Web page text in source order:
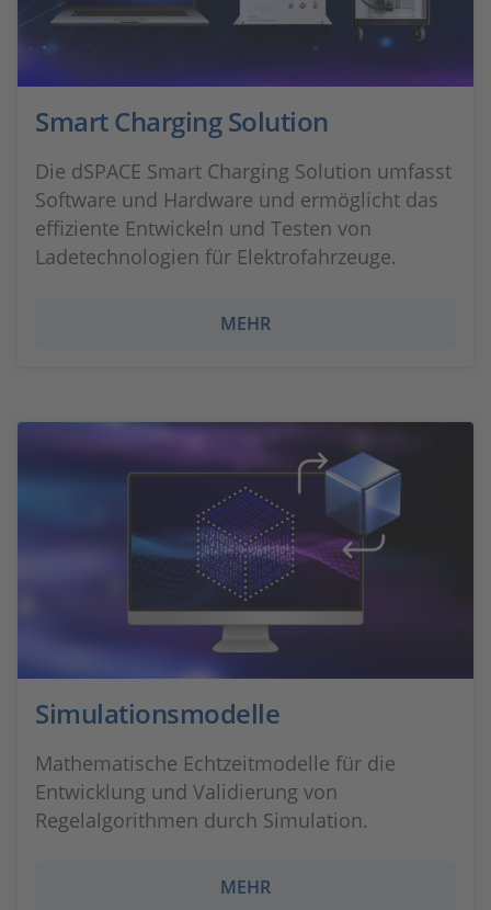
Smart Charging Solution
Die dSPACE Smart Charging Solution umfasst
Software und Hardware und ermöglicht das
effiziente Entwickeln und Testen von
Ladetechnologien für Elektrofahrzeuge.
MEHR
Simulationsmodelle
Mathematische Echtzeitmodelle für die
Entwicklung und Validierung von
Regelalgorithmen durch Simulation.
MEHR